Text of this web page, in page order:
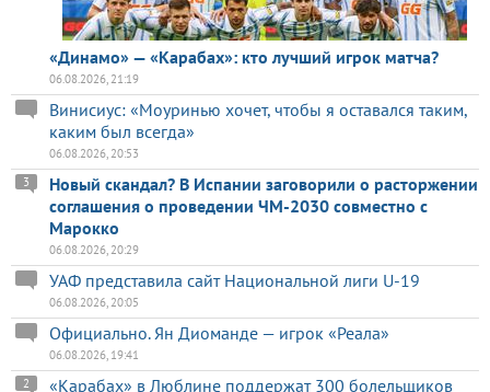
«Динамо» — «Карабах»: кто лучший игрок матча?
06.08.2026, 21:19
Винисиус: «Моуринью хочет, чтобы я оставался таким,
каким был всегда»
06.08.2026, 20:53
Новый скандал? В Испании заговорили о расторжении
соглашения о проведении ЧМ-2030 совместно с
Марокко
3
06.08.2026, 20:29
УАФ представила сайт Национальной лиги U-19
06.08.2026, 20:05
Официально. Ян Диоманде — игрок «Реала»
06.08.2026, 19:41
«Карабах» в Люблине поддержат 300 болельщиков
2